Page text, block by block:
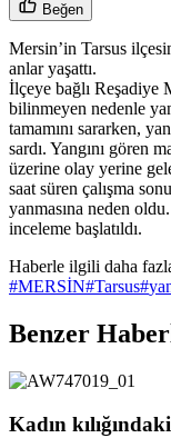
Beğen
Mersin’in Tarsus
anlar yaşattı.
İlçeye bağlı Reşadiye
bilinmeyen nedenle
tamamını sararken,
sardı. Yangını gören
üzerine olay yerine
saat süren çalışma
yanmasına neden
inceleme başlatıldı.
Haberle ilgili daha
#MERSİN#Tarsus#
Benzer
Kadın